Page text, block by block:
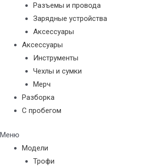
Разъемы и провода
Зарядные устройства
Аксессуары
Аксессуары
Инструменты
Чехлы и сумки
Мерч
Разборка
С пробегом
Меню
Модели
Трофи